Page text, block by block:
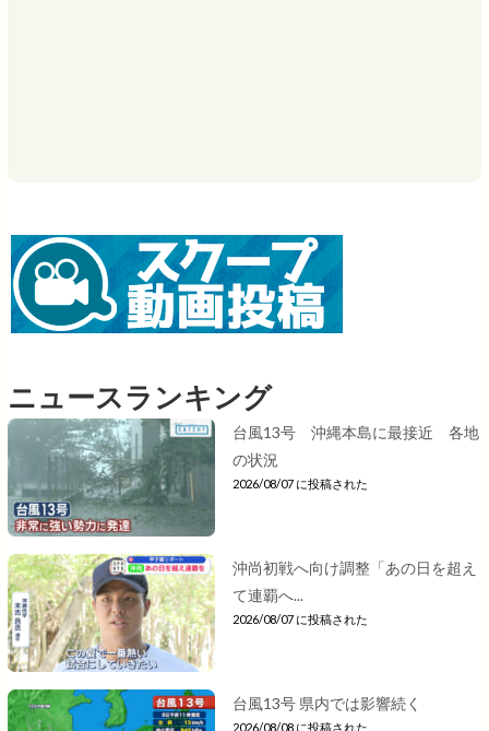
ニュースランキング
台風13号 沖縄本島に最接近 各地
の状況
2026/08/07 に投稿された
沖尚初戦へ向け調整「あの日を超え
て連覇へ...
2026/08/07 に投稿された
台風13号 県内では影響続く
2026/08/08 に投稿された